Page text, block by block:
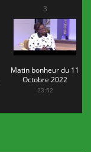
3
Matin bonheur du 11
Octobre 2022
23:52